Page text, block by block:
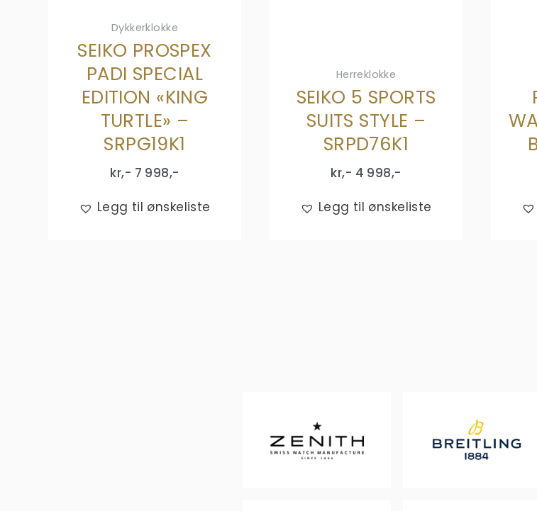
Dykkerklokke
SEIKO PROSPEX
PADI SPECIAL
EDITION «KING
TURTLE» –
SRPG19K1
kr,- 7 998,-
Legg til ønskeliste
Herreklokke
SEIKO 5 SPORTS
SUITS STYLE –
SRPD76K1
kr,- 4 998,-
Legg til ønskeliste